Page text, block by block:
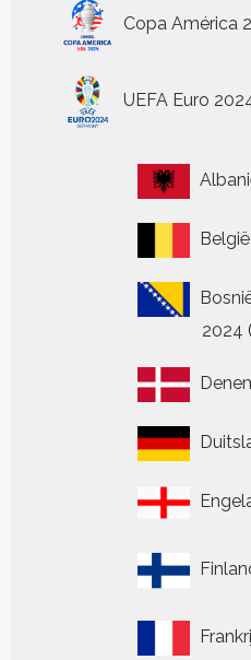
Copa América
UEFA Euro
2024